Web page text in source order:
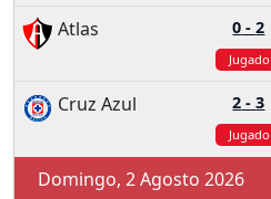
Atlas 0 -2
Jugado
Cruz Azul 2 -3
Jugado
Domingo, 2 Agosto 2026